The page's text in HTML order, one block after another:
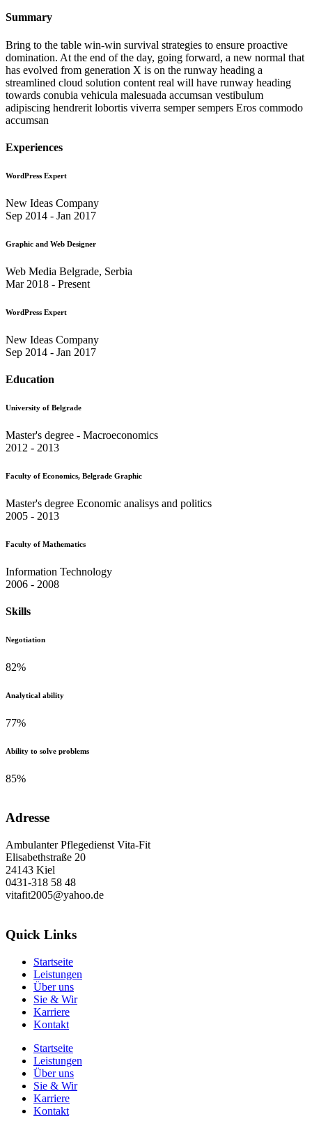
Summary​
Bring to the table win-win survival strategies to ensure proactive
domination. At the end of the day, going forward, a new normal that
has evolved from generation X is on the runway heading a
streamlined cloud solution content real will have runway heading
towards conubia vehicula malesuada accumsan vestibulum
adipiscing hendrerit lobortis viverra semper sempers Eros commodo
accumsan
Experiences
WordPress Expert
New Ideas Company
Sep 2014 - Jan 2017
Graphic and Web Designer
Web Media Belgrade, Serbia
Mar 2018 - Present
WordPress Expert
New Ideas Company
Sep 2014 - Jan 2017
Education
University of Belgrade
Master's degree - Macroeconomics
2012 - 2013
Faculty of Economics, Belgrade Graphic
Master's degree Economic analisys and politics
2005 - 2013
Faculty of Mathematics
Information Technology
2006 - 2008
Skills
Negotiation
82%
Analytical ability
77%
Ability to solve problems
85%
Adresse
Ambulanter Pflegedienst Vita-Fit
Elisabethstraße 20
24143 Kiel
0431-318 58 48
vitafit2005@yahoo.de
Quick Links
Startseite
Leistungen
Über uns
Sie & Wir
Karriere
Kontakt
Startseite
Leistungen
Über uns
Sie & Wir
Karriere
Kontakt